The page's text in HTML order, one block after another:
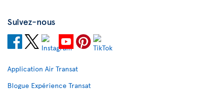
Suivez-nous
Application Air Transat
Blogue Expérience Transat